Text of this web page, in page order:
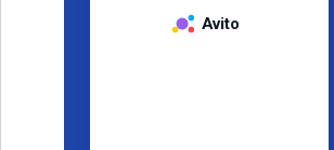
Avito